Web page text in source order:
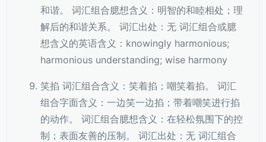
和谐。 词汇组合臆想含义：明智的和睦相处；理
解后的和谐关系。 词汇出处：无 词汇组合或臆
想含义的英语含义：knowingly harmonious;
harmonious understanding; wise harmony
笑掐 词汇组合含义：笑着掐；嘲笑着掐。 词汇
组合字面含义：一边笑一边掐；带着嘲笑进行掐
的动作。 词汇组合臆想含义：在轻松氛围下的控
制；表面友善的压制。 词汇出处：无 词汇组合